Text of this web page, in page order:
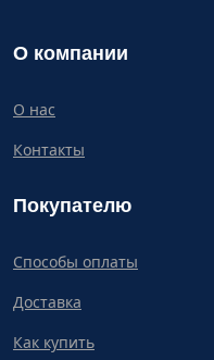
О компании
О нас
Контакты
Покупателю
Способы оплаты
Доставка
Как купить